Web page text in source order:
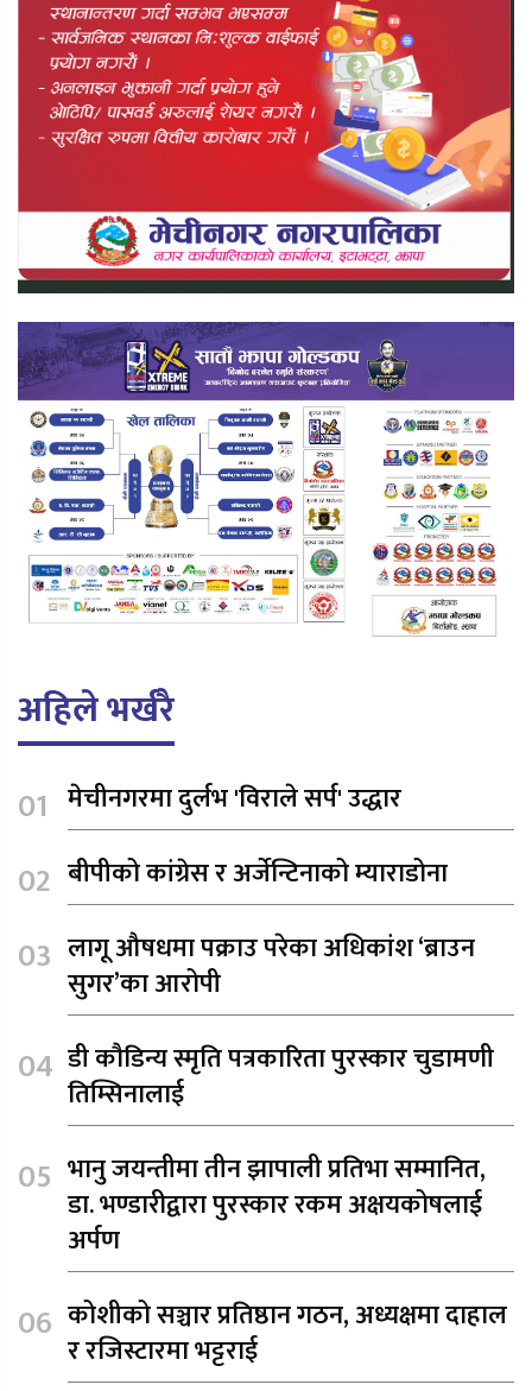
अहिले भर्खरै
मेचीनगरमा दुर्लभ 'विराले सर्प' उद्धार
बीपीको कांग्रेस र अर्जेन्टिनाको म्याराडोना
लागू औषधमा पक्राउ परेका अधिकांश ‘ब्राउन
सुगर’का आरोपी
डी कौडिन्य स्मृति पत्रकारिता पुरस्कार चुडामणी
तिम्सिनालाई
भानु जयन्तीमा तीन झापाली प्रतिभा सम्मानित,
डा. भण्डारीद्वारा पुरस्कार रकम अक्षयकोषलाई
अर्पण
कोशीको सञ्चार प्रतिष्ठान गठन, अध्यक्षमा दाहाल
र रजिस्टारमा भट्टराई